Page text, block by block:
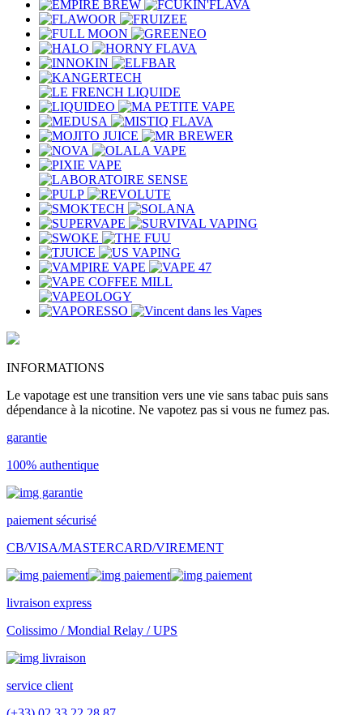
INFORMATIONS
Le vapotage est une transition vers une vie sans tabac puis sans
dépendance à la nicotine. Ne vapotez pas si vous ne fumez pas.
garantie
100% authentique
paiement sécurisé
CB/VISA/MASTERCARD/VIREMENT
livraison express
Colissimo / Mondial Relay / UPS
service client